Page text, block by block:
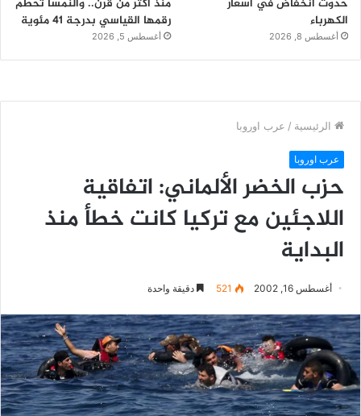
الكهرباء
أغسطس 8, 2026
رقمها القياسي بدرجة 41 مئوية
أغسطس 5, 2026